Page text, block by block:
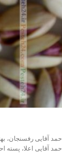
آقایی رفسنجان،
آقایی اعلا، پسته